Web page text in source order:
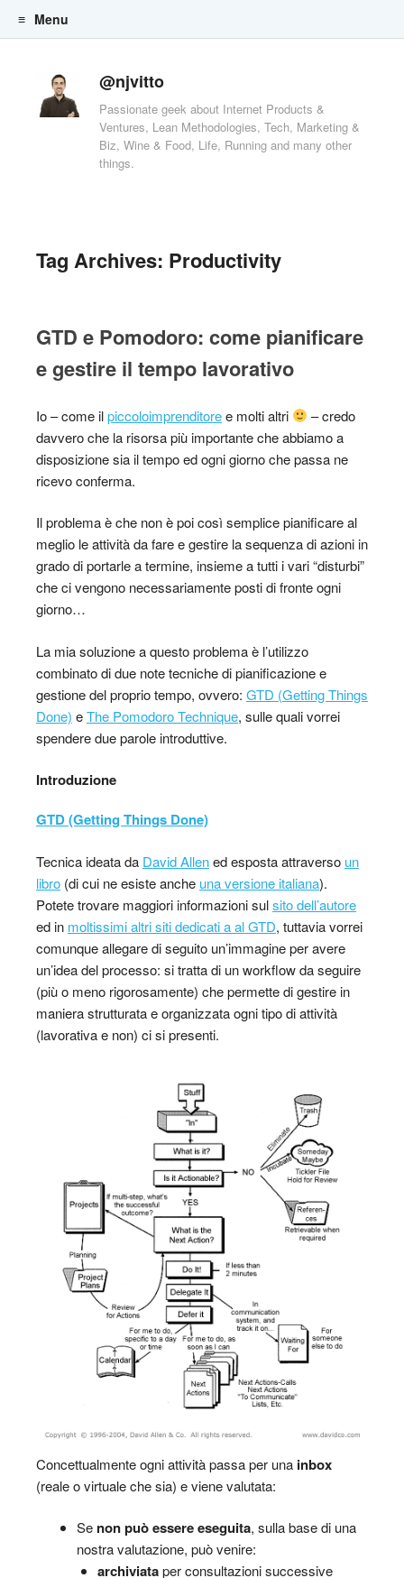
@njvitto
Passionate geek about Internet Products &
Ventures, Lean Methodologies, Tech, Marketing &
Biz, Wine & Food, Life, Running and many other
things.
Menu
Tag Archives: Productivity
GTD e Pomodoro: come pianificare
e gestire il tempo lavorativo
Io – come ilpiccoloimprenditoree molti altri
– credo
davvero che la risorsa più importante che abbiamo a
disposizione sia il tempo ed ogni giorno che passa ne
ricevo conferma.
Il problema è che non è poi così semplice pianificare al
meglio le attività da fare e gestire la sequenza di azioni in
grado di portarle a termine, insieme a tutti i vari “disturbi”
che ci vengono necessariamente posti di fronte ogni
giorno…
La mia soluzione a questo problema è l’utilizzo
combinato di due note tecniche di pianificazione e
gestione del proprio tempo, ovvero: GTD (Getting Things
Done) eThe Pomodoro Technique, sulle quali vorrei
spendere due parole introduttive.
Introduzione
GTD (Getting Things Done)
Tecnica ideata da David Allened esposta attraverso un
libro (di cui ne esiste anche una versione italiana).
Potete trovare maggiori informazioni sulsito dell’autore
ed in moltissimi altri siti dedicati a al GTD, tuttavia vorrei
comunque allegare di seguito un’immagine per avere
un’idea del processo: si tratta di un workflow da seguire
(più o meno rigorosamente) che permette di gestire in
maniera strutturata e organizzata ogni tipo di attività
(lavorativa e non) ci si presenti.
Concettualmente ogni attività passa per una inbox
(reale o virtuale che sia) e viene valutata:
Se non può essere eseguita, sulla base di una
nostra valutazione, può venire:
archiviataper consultazioni successive